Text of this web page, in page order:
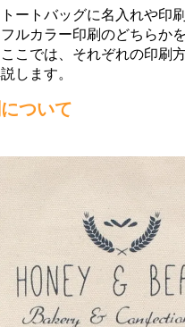
ートバッグに名入れや印
ルカラー印刷のどちらか
こでは、それぞれの印刷
します。
ついて